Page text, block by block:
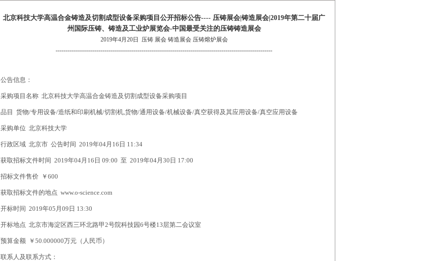
北京科技大学高温合金铸造及切割成型设备采购项目公开招标公告---- 压铸展会|铸造展会|2019年第二十届广
州国际压铸、铸造及工业炉展览会-中国最受关注的压铸铸造展会
2019年4月20日
压铸 展会 铸造展会 压铸熔炉展会
---------------------------------------------------------------------------------------------------------------
公告信息：
采购项目名称 北京科技大学高温合金铸造及切割成型设备采购项目
品目 货物/专用设备/造纸和印刷机械/切割机,货物/通用设备/机械设备/真空获得及其应用设备/真空应用设备
采购单位 北京科技大学
行政区域 北京市 公告时间 2019年04月16日 11:34
获取招标文件时间 2019年04月16日 09:00 至 2019年04月30日 17:00
招标文件售价 ￥600
获取招标文件的地点 www.o-science.com
开标时间 2019年05月09日 13:30
开标地点 北京市海淀区西三环北路甲2号院科技园6号楼13层第二会议室
预算金额 ￥50.000000万元（人民币）
联系人及联系方式：